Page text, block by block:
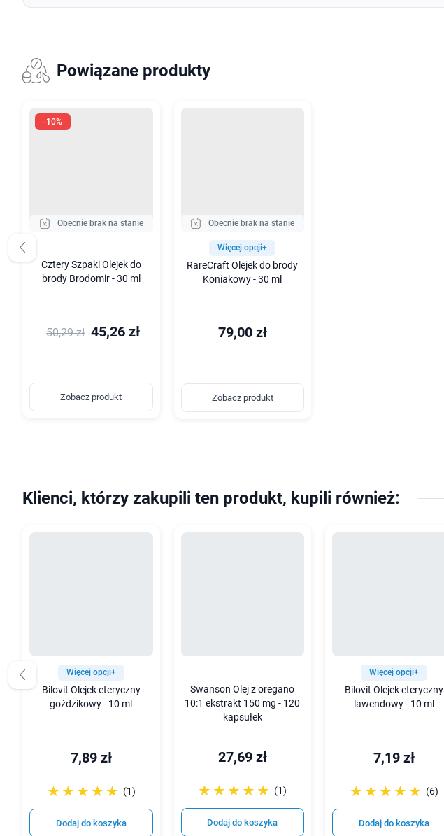
Powiązane produkty
-10%
Obecnie brak na stanie
Cztery Szpaki Olejek do
brody Brodomir - 30 ml
50,29 zł 45,26 zł
Zobacz produkt
Obecnie brak na stanie
Więcej opcji+
RareCraft Olejek do brody
Koniakowy - 30 ml
79,00 zł
Zobacz produkt
Klienci, którzy zakupili ten produkt, kupili również:
Więcej opcji+
Bilovit Olejek eteryczny
goździkowy - 10 ml
7,89 zł
☆☆☆☆☆
★★★★★ (1)
Dodaj do koszyka
Swanson Olej z oregano
10:1 ekstrakt 150 mg - 120
kapsułek
27,69 zł
☆☆☆☆☆
★★★★★ (1)
Dodaj do koszyka
Więcej opcji+
Bilovit Olejek eteryczny
lawendowy - 10 ml
7,19 zł
☆☆☆☆☆
★★★★★ (6)
Dodaj do koszyka